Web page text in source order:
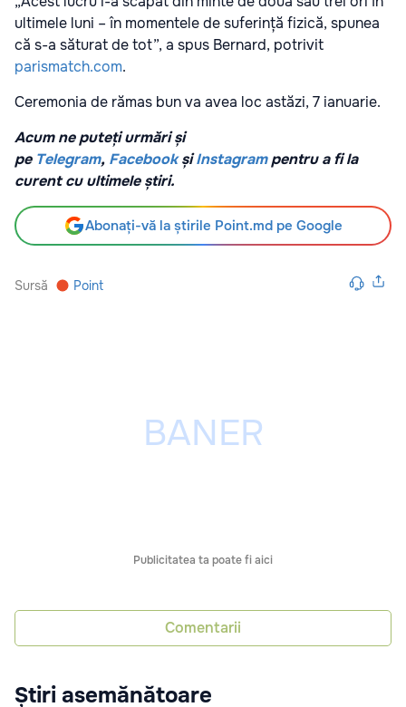
ultimele luni – în momentele de suferință fizică, spunea
că s-a săturat de tot”, a spus Bernard, potrivit
parismatch.com.
Ceremonia de rămas bun va avea loc astăzi, 7 ianuarie.
Acum ne puteți urmări și
pe Telegram, Facebook șiInstagrampentru a fi la
curent cu ultimele știri.
Abonați-vă la știrile Point.md pe Google
Sursă Point
Publicitatea ta poate fi aici
Comentarii
Știri asemănătoare